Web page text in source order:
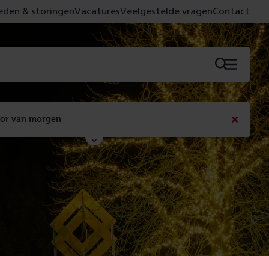
van morgen
Met de campagne 'Voor 't spoor naar morgen' laten
we zien wat er vandaag gebeurt en wat dat -
figuurlijk gezien - morgen oplevert.
Lees meer
Bericht
sluiten
& storingenVacaturesVeelgestelde vragenContact
Menu